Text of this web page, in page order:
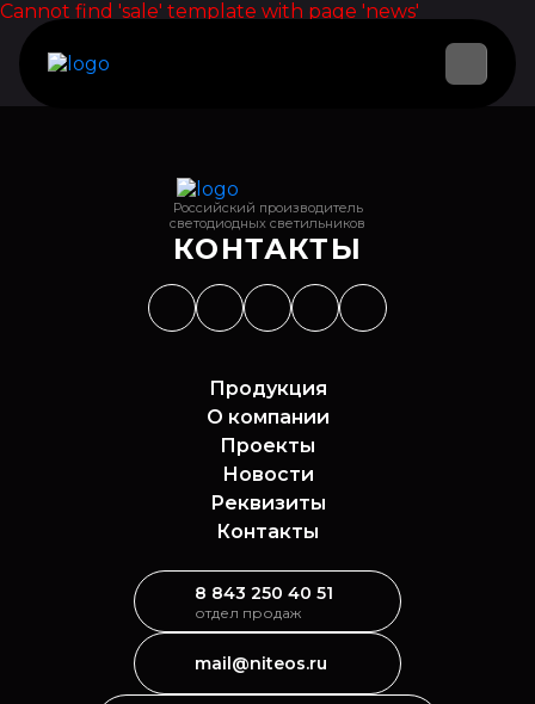
Cannot find 'sale' template with page 'news'
Российский производитель
светодиодных светильников
КОНТАКТЫ
Продукция
О компании
Проекты
Новости
Реквизиты
Контакты
8 843 250 40 51
отдел продаж
mail@niteos.ru